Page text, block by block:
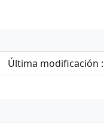
Última modificación